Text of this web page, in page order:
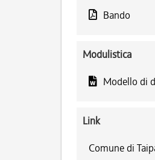
Bando
Modulistica
Modello di
Link
Comune di